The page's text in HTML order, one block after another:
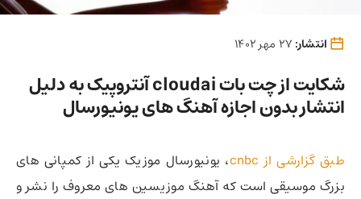
انتشار:
شکایت از چت بات cloudai آنتروپیک به دلیل
انتشار بدون اجازه آهنگ های یونیورسال
طبق گزارشی از cnbc
، یونیورسال موزیک یکی از کمپانی های
بزرگ موسیقی است که آهنگ موزیسین های معروف را نشر و